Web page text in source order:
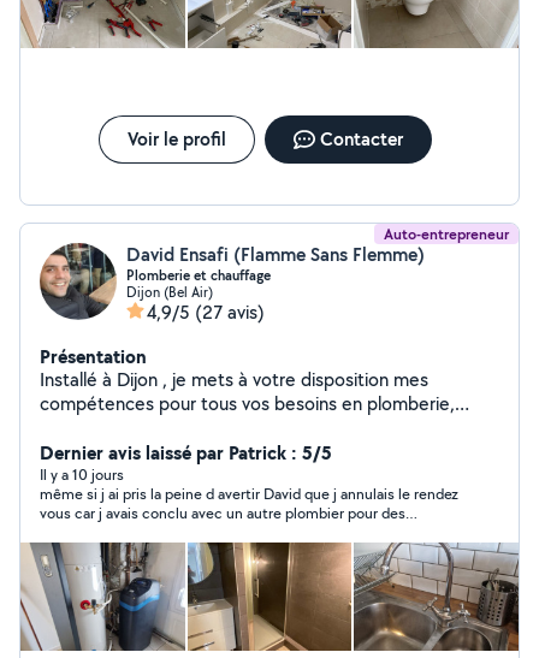
Voir le profil Contacter
Auto-entrepreneur
David Ensafi (Flamme Sans Flemme)
Plomberie et chauffage
Dijon (Bel Air)
4,9/5 (27 avis)
Présentation
Installé à Dijon , je mets à votre disposition mes
compétences pour tous vos besoins en plomberie,
rénovation de salles de bain, ainsi que la pose
d'équipements sanitaires : WC, douche, baignoire,
lavabo, robinetterie, installation des réseaux d'eau et de
gaz, chauffe-eau. Je réalise également la pose et
l'entretien d'adoucisseurs, l'installation ou le
remplacement de VMC, ainsi que l'entretien de vos
systèmes de chauffage.Ramonage de cheminées (gaz,
fioul, bois). Dépannage sur tout type d'installation. Devis
gratuit Déplacement offert Disponible tous les jours,
Dernier avis laissé par Patrick : 5/5
Il y a 10 jours
même si j ai pris la peine d avertir David que j annulais le rendez
vous car j avais conclu avec un autre plombier pour des
monsieur très sympatique.